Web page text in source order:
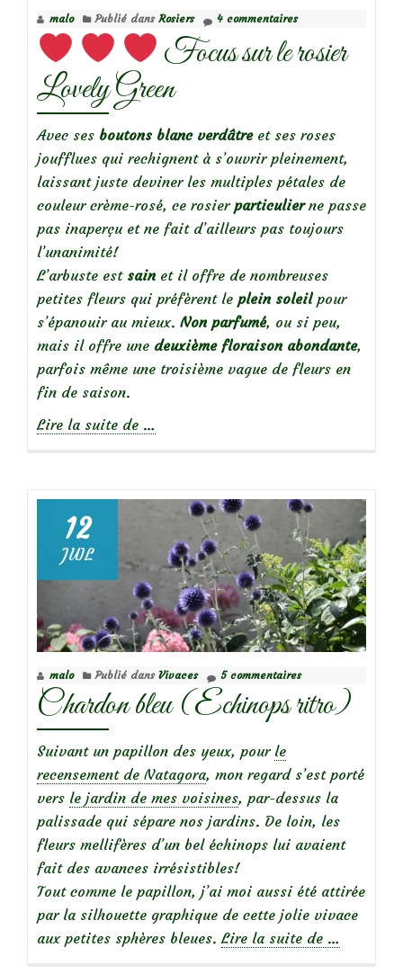
malo Publié dans Rosiers 4 commentaires
Focus sur le rosier
Lovely Green
Avec ses boutons blanc verdâtre et ses roses
joufflues qui rechignent à s’ouvrir pleinement,
laissant juste deviner les multiples pétales de
couleur crème-rosé, ce rosier particulierne passe
pas inaperçu et ne fait d’ailleurs pas toujours
l’unanimité!
L’arbuste estsainet il offre de nombreuses
petites fleurs qui préfèrent le plein soleil pour
s’épanouir au mieux. Non parfumé, ou si peu,
mais il offre une deuxième floraison abondante,
parfois même une troisième vague de fleurs en
fin de saison.
Lire la suite de
Focus
sur
le
rosier
Lovely
Green
…
12
JUIL
malo Publié dans Vivaces 5 commentaires
Chardon bleu (Echinops ritro)
Suivant un papillon des yeux, pour le
recensement de Natagora, mon regard s’est porté
vers le jardin de mes voisines, par-dessus la
palissade qui sépare nos jardins. De loin, les
fleurs mellifères d’un bel échinops lui avaient
fait des avances irrésistibles!
Tout comme le papillon, j’ai moi aussi été attirée
par la silhouette graphique de cette jolie vivace
aux petites sphères bleues. Lire la suite de à
…